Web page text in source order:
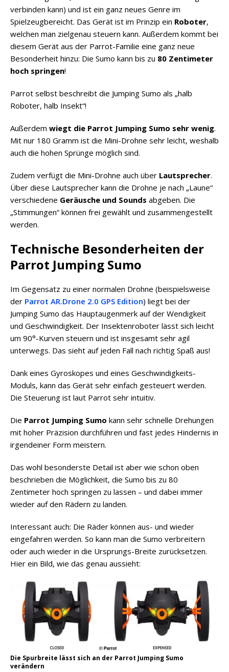
verbinden kann) und ist ein ganz neues Genre im
Spielzeugbereicht. Das Gerät ist im Prinzip ein Roboter,
welchen man zielgenau steuern kann. Außerdem kommt bei
diesem Gerät aus der Parrot-Familie eine ganz neue
Besonderheit hinzu: Die Sumo kann bis zu 80 Zentimeter
hoch springen!
Parrot selbst beschreibt die Jumping Sumo als „halb
Roboter, halb Insekt“!
Außerdem wiegt die Parrot Jumping Sumo sehr wenig.
Mit nur 180 Gramm ist die Mini-Drohne sehr leicht, weshalb
auch die hohen Sprünge möglich sind.
Zudem verfügt die Mini-Drohne auch über Lautsprecher.
Über diese Lautsprecher kann die Drohne je nach „Laune“
verschiedene Geräusche und Sounds abgeben. Die
„Stimmungen“ können frei gewählt und zusammengestellt
werden.
Technische Besonderheiten der
Parrot Jumping Sumo
Im Gegensatz zu einer normalen Drohne (beispielsweise
der Parrot AR.Drone 2.0 GPS Edition) liegt bei der
Jumping Sumo das Hauptaugenmerk auf der Wendigkeit
und Geschwindigkeit. Der Insektenroboter lässt sich leicht
um 90°-Kurven steuern und ist insgesamt sehr agil
unterwegs. Das sieht auf jeden Fall nach richtig Spaß aus!
Dank eines Gyroskopes und eines Geschwindigkeits-
Moduls, kann das Gerät sehr einfach gesteuert werden.
Die Steuerung ist laut Parrot sehr intuitiv.
Die Parrot Jumping Sumo kann sehr schnelle Drehungen
mit hoher Präzision durchführen und fast jedes Hindernis in
irgendeiner Form meistern.
Das wohl besonderste Detail ist aber wie schon oben
beschrieben die Möglichkeit, die Sumo bis zu 80
Zentimeter hoch springen zu lassen – und dabei immer
wieder auf den Rädern zu landen.
Interessant auch: Die Räder können aus- und wieder
eingefahren werden. So kann man die Sumo verbreitern
oder auch wieder in die Ursprungs-Breite zurücksetzen.
Hier ein Bild, wie das genau aussieht:
Die Spurbreite lässt sich an der Parrot Jumping Sumo
verändern